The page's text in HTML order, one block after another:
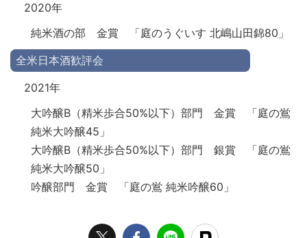
2020年
純米酒の部 金賞 「庭のうぐいす 北嶋山田錦80」
全米日本酒歓評会
2021年
大吟醸B（精米歩合50%以下）部門 金賞 「庭の鴬
純米大吟醸45」
大吟醸B（精米歩合50%以下）部門 銀賞 「庭の鴬
純米大吟醸50」
吟醸部門 金賞 「庭の鴬 純米吟醸60」